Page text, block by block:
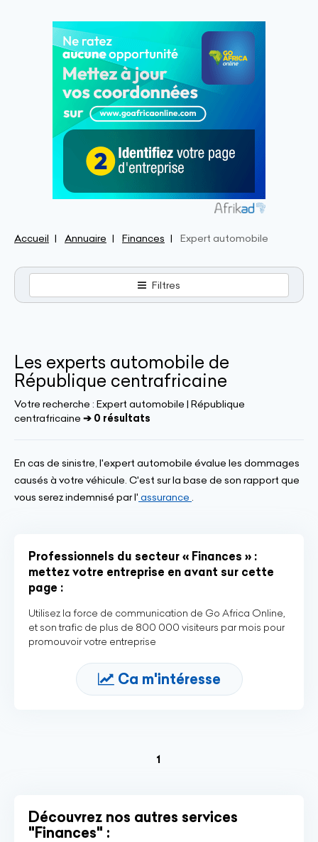
Accueil Annuaire Finances Expert automobile
Filtres
Les experts automobile de
République centrafricaine
Votre recherche : Expert automobile | République
centrafricaine ➔ 0 résultats
En cas de sinistre, l'expert automobile évalue les dommages
causés à votre véhicule. C'est sur la base de son rapport que
vous serez indemnisé par l' assurance .
Professionnels du secteur « Finances » :
mettez votre entreprise en avant sur cette
page :
Utilisez la force de communication de Go Africa Online,
et son trafic de plus de 800 000 visiteurs par mois pour
promouvoir votre entreprise
Ca m'intéresse
1
Découvrez nos autres services
"Finances" :